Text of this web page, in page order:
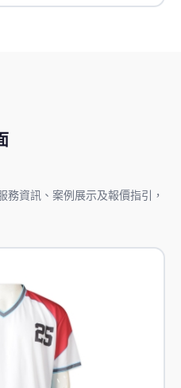
資訊、案例展示及報價指引，